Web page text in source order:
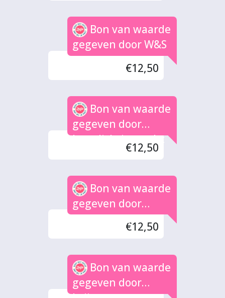
Bon van waarde
gegeven door W&S
€12,50
Bon van waarde
gegeven door
kerstlichtjes tocht
€12,50
Bon van waarde
gegeven door
Hogenkamp
€12,50
Bon van waarde
gegeven door